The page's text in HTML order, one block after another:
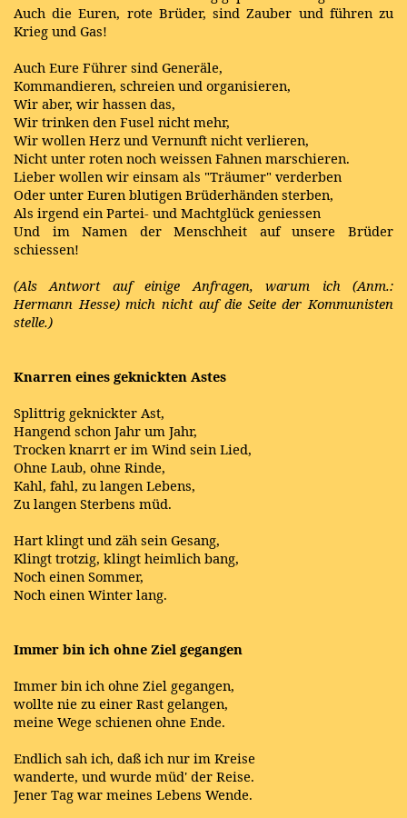
Auch die Euren, rote Brüder, sind Zauber und führen zu
Krieg und Gas!
Auch Eure Führer sind Generäle,
Kommandieren, schreien und organisieren,
Wir aber, wir hassen das,
Wir trinken den Fusel nicht mehr,
Wir wollen Herz und Vernunft nicht verlieren,
Nicht unter roten noch weissen Fahnen marschieren.
Lieber wollen wir einsam als "Träumer" verderben
Oder unter Euren blutigen Brüderhänden sterben,
Als irgend ein Partei- und Machtglück geniessen
Und im Namen der Menschheit auf unsere Brüder
schiessen!
(Als Antwort auf einige Anfragen, warum ich (Anm.:
Hermann Hesse) mich nicht auf die Seite der Kommunisten
stelle.)
Knarren eines geknickten Astes
Splittrig geknickter Ast,
Hangend schon Jahr um Jahr,
Trocken knarrt er im Wind sein Lied,
Ohne Laub, ohne Rinde,
Kahl, fahl, zu langen Lebens,
Zu langen Sterbens müd.
Hart klingt und zäh sein Gesang,
Klingt trotzig, klingt heimlich bang,
Noch einen Sommer,
Noch einen Winter lang.
Immer bin ich ohne Ziel gegangen
Immer bin ich ohne Ziel gegangen,
wollte nie zu einer Rast gelangen,
meine Wege schienen ohne Ende.
Endlich sah ich, daß ich nur im Kreise
wanderte, und wurde müd' der Reise.
Jener Tag war meines Lebens Wende.